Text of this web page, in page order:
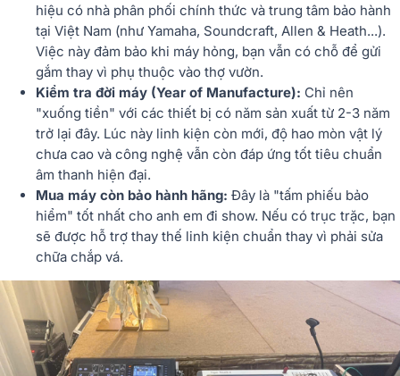
hiệu có nhà phân phối chính thức và trung tâm bảo hành
tại Việt Nam (như Yamaha, Soundcraft, Allen & Heath...).
Việc này đảm bảo khi máy hỏng, bạn vẫn có chỗ để gửi
gắm thay vì phụ thuộc vào thợ vườn.
Kiểm tra đời máy (Year of Manufacture): Chỉ nên
"xuống tiền" với các thiết bị có năm sản xuất từ 2-3 năm
trở lại đây. Lúc này linh kiện còn mới, độ hao mòn vật lý
chưa cao và công nghệ vẫn còn đáp ứng tốt tiêu chuẩn
âm thanh hiện đại.
Mua máy còn bảo hành hãng: Đây là "tấm phiếu bảo
hiểm" tốt nhất cho anh em đi show. Nếu có trục trặc, bạn
sẽ được hỗ trợ thay thế linh kiện chuẩn thay vì phải sửa
chữa chắp vá.